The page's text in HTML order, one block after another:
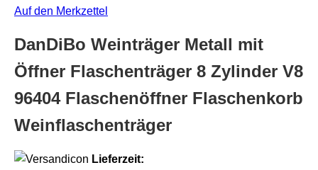
Auf den Merkzettel
DanDiBo Weinträger Metall mit
Öffner Flaschenträger 8 Zylinder V8
96404 Flaschenöffner Flaschenkorb
Weinflaschenträger
Lieferzeit: